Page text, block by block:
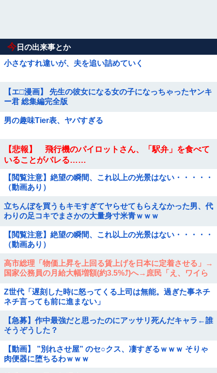
今 日の出来事とか
小さなすれ違いが、夫を追い詰めていく
【エ□漫画】 先生の彼女になる女の子になっちゃったヤンキ
ー君 総集編完全版
男の趣味Tier表、ヤバすぎる
【悲報】 飛行機のパイロットさん、「駅弁」を食べて
いることがバレる……
【閲覧注意】絶望の瞬間、これ以上の光景はない・・・・・
（動画あり）
立ちんぼを買うもキモすぎてヤらせてもらえなかった男、代
わりの足コキでまさかの大量身寸米青ｗｗｗ
【閲覧注意】絶望の瞬間、これ以上の光景はない・・・・・
（動画あり）
高市総理「物価上昇を上回る賃上げを日本に定着させる」→
国家公務員の月給大幅増額(約3.5%⤴)へ→庶民「え、ワイら
Z世代「遅刻した時に怒ってくる上司は無能。過ぎた事ネチ
ネチ言っても前に進まない」
【急募】作中最強だと思ったのにアッサリ死んだキャラ←誰
そうぞうした？
【動画】 ”別れさせ屋” のセ○クス、凄すぎるｗｗｗ そりゃ
肉便器に堕ちるわｗｗｗ